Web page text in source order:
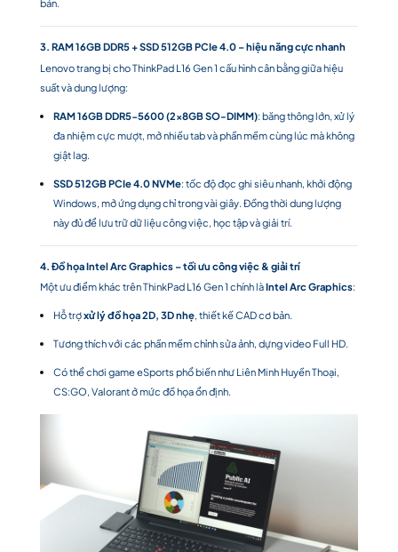
bản.
3. RAM 16GB DDR5 + SSD 512GB PCIe 4.0 – hiệu năng cực nhanh
Lenovo trang bị cho ThinkPad L16 Gen 1 cấu hình cân bằng giữa hiệu
suất và dung lượng:
RAM 16GB DDR5-5600 (2x8GB SO-DIMM): băng thông lớn, xử lý
đa nhiệm cực mượt, mở nhiều tab và phần mềm cùng lúc mà không
giật lag.
SSD 512GB PCIe 4.0 NVMe: tốc độ đọc ghi siêu nhanh, khởi động
Windows, mở ứng dụng chỉ trong vài giây. Đồng thời dung lượng
này đủ để lưu trữ dữ liệu công việc, học tập và giải trí.
4. Đồ họa Intel Arc Graphics – tối ưu công việc & giải trí
Một ưu điểm khác trên ThinkPad L16 Gen 1 chính làIntel Arc Graphics:
Hỗ trợxử lý đồ họa 2D, 3D nhẹ, thiết kế CAD cơ bản.
Tương thích với các phần mềm chỉnh sửa ảnh, dựng video Full HD.
Có thể chơi game eSports phổ biến như Liên Minh Huyền Thoại,
CS:GO, Valorant ở mức đồ họa ổn định.